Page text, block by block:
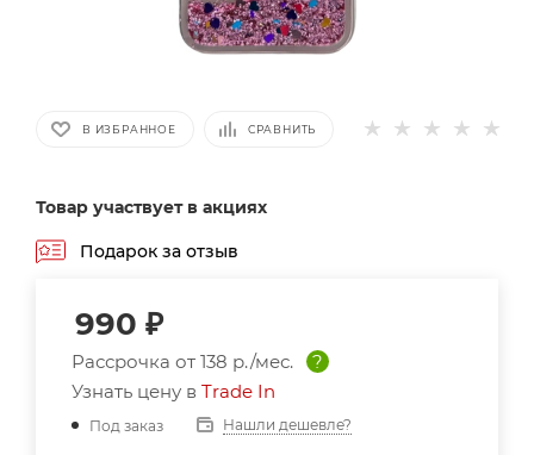
В ИЗБРАННОЕ СРАВНИТЬ
Товар участвует в акциях
Подарок за отзыв
990 ₽
Рассрочка от 138 р./мес.
?
Узнать цену в Trade In
Под заказ Нашли дешевле?